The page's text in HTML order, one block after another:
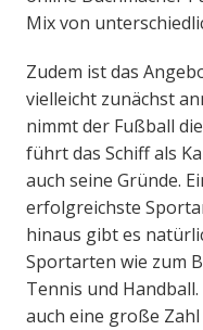
Mix von
Zudem ist das
vielleicht zunächst
nimmt der Fußball
führt das Schiff als
auch seine Gründe.
erfolgreichste
hinaus gibt es
Sportarten wie zum
Tennis und
auch eine große